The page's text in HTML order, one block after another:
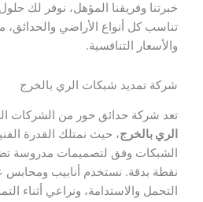
خبرتنا وفريقنا المؤهل، نوفر لك
تناسب كل أنواع الأراضي والحدائق،
والأسعار التنافسية.
شركة تمديد شبكات الري بالخرج
تعد شركة حدائق حور من الشركات
الري بالخرج، حيث نمتلك القدرة
الشبكات وفق لتصميمات مدروسة
نقطة بدقة. نستخدم أنابيب ومحابس
التحمل والاستدامة، ونراعي أثناء